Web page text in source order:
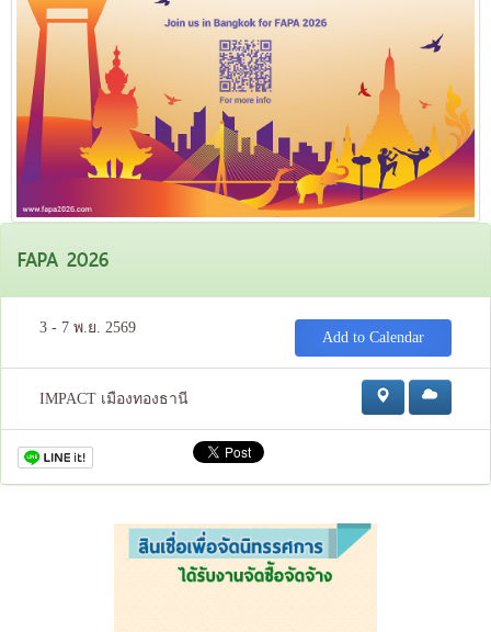
FAPA 2026
3 - 7 พ.ย. 2569
Add to Calendar
IMPACT เมืองทองธานี